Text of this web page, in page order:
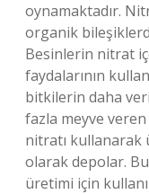
oynamaktadır.
organik
Besinlerin nitrat
faydalarının
bitkilerin daha
fazla meyve
nitratı
olarak depolar.
üretimi için